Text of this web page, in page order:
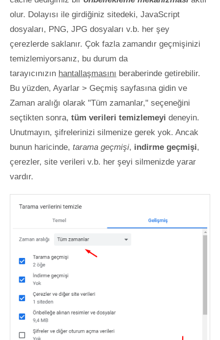
olur. Dolayısı ile girdiğiniz sitedeki, JavaScript
dosyaları, PNG, JPG dosyaları v.b. her şey
çerezlerde saklanır. Çok fazla zamandır geçmişinizi
temizlemiyorsanız, bu durum da
tarayıcınızın hantallaşmasını beraberinde getirebilir.
Bu yüzden, Ayarlar > Geçmiş sayfasına gidin ve
Zaman aralığı olarak "Tüm zamanlar," seçeneğini
seçtikten sonra, tüm verileri temizlemeyi deneyin.
Unutmayın, şifrelerinizi silmenize gerek yok. Ancak
bunun haricinde, tarama geçmişi, indirme geçmişi,
çerezler, site verileri v.b. her şeyi silmenizde yarar
vardır.